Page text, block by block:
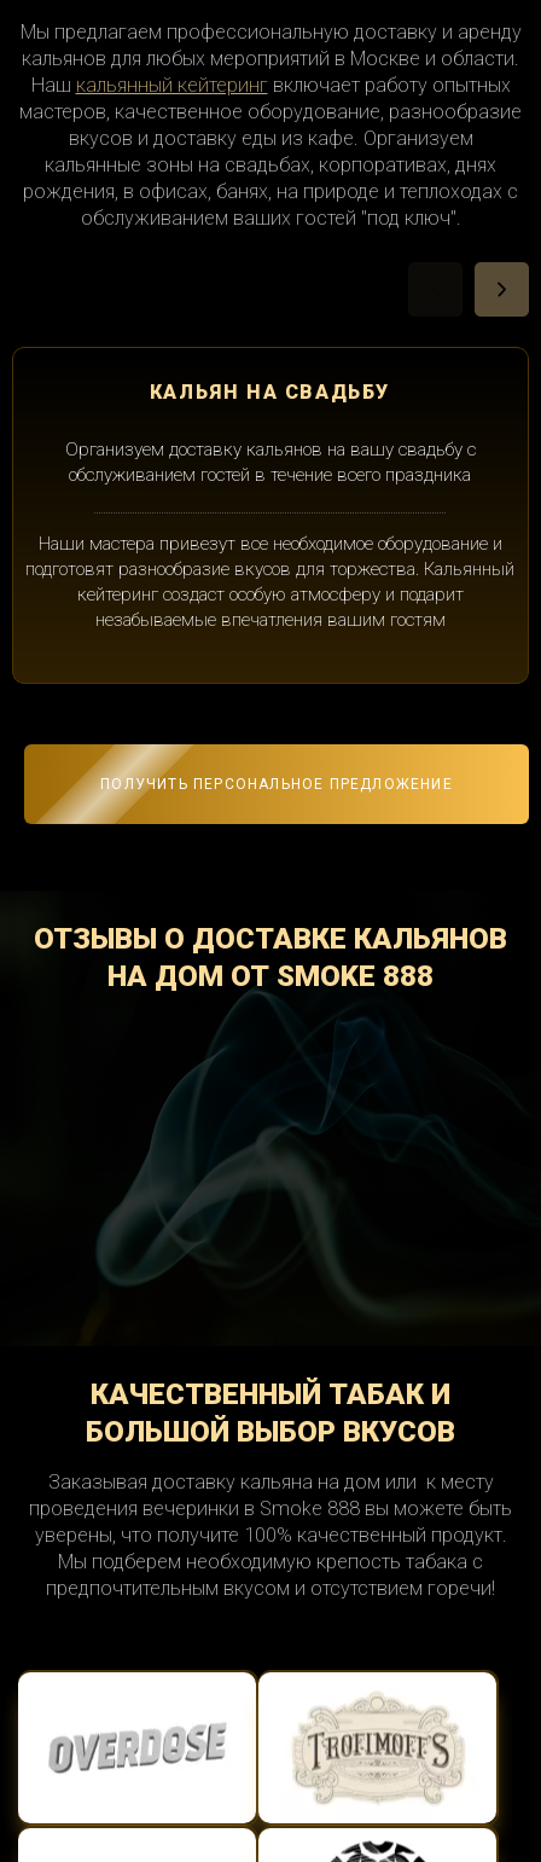
Мы предлагаем профессиональную доставку и аренду
кальянов для любых мероприятий в Москве и области.
Наш кальянный кейтерингвключает работу опытных
мастеров, качественное оборудование, разнообразие
вкусов и доставку еды из кафе. Организуем
кальянные зоны на свадьбах, корпоративах, днях
рождения, в офисах, банях, на природе и теплоходах с
обслуживанием ваших гостей "под ключ".
КАЛЬЯН НА СВАДЬБУ
Организуем доставку кальянов на вашу свадьбу с
обслуживанием гостей в течение всего праздника
Наши мастера привезут все необходимое оборудование и
подготовят разнообразие вкусов для торжества. Кальянный
кейтеринг создаст особую атмосферу и подарит
незабываемые впечатления вашим гостям
ПОЛУЧИТЬ ПЕРСОНАЛЬНОЕ ПРЕДЛОЖЕНИЕ
ОТЗЫВЫ О ДОСТАВКЕ КАЛЬЯНОВ
НА ДОМ ОТ SMOKE 888
КАЧЕСТВЕННЫЙ ТАБАК И
БОЛЬШОЙ ВЫБОР ВКУСОВ
Заказывая доставку кальяна на дом или к месту
проведения вечеринки в Smoke 888 вы можете быть
уверены, что получите 100% качественный продукт.
Мы подберем необходимую крепость табака с
предпочтительным вкусом и отсутствием горечи!